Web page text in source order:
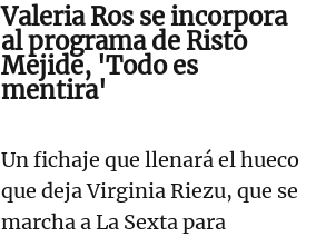
Valeria Ros se incorpora
al programa de Risto
Mejide, 'Todo es
mentira'
Un fichaje que llenará el hueco
que deja Virginia Riezu, que se
marcha a La Sexta para